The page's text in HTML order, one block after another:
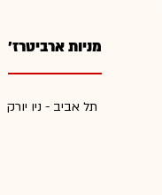
מניות ארביטרז'
תל אביב - ניו יורק